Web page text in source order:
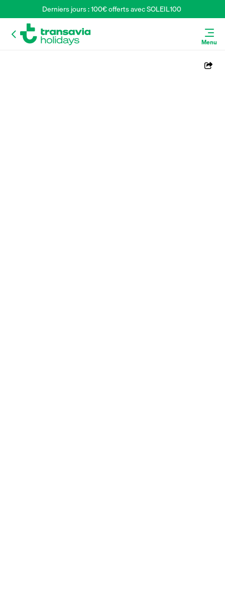
Derniers jours : 100€ offerts avec SOLEIL100
Menu